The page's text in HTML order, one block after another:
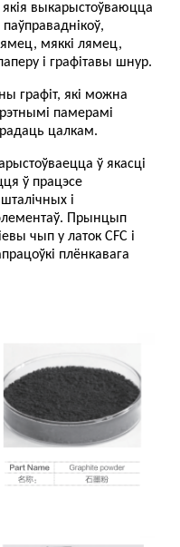
выкарыстоўваюцца
мяккі лямец,
і графітавы шнур.
графіт, які можна
памерамі
цалкам.
ў якасці
ў працэсе
і
Прынцып
чып у латок CFC і
плёнкавага